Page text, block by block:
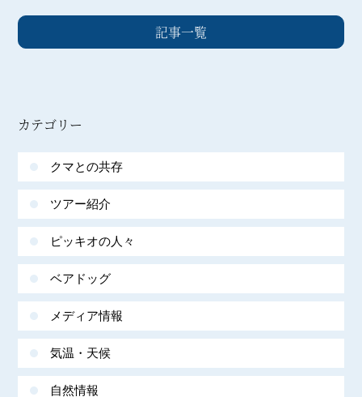
記事一覧
カテゴリー
クマとの共存
ツアー紹介
ピッキオの人々
ベアドッグ
メディア情報
気温・天候
自然情報